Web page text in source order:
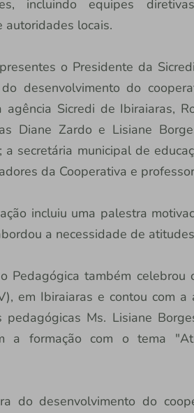
incluindo equipes
autoridades locais.
o Presidente da
desenvolvimento do
agência Sicredi de Ibiraiaras,
Diane Zardo e Lisiane
a secretária municipal de
da Cooperativa e
incluiu uma palestra
a necessidade de
Pedagógica também
em Ibiraiaras e contou com
pedagógicas Ms. Lisiane
a formação com o tema
do desenvolvimento do